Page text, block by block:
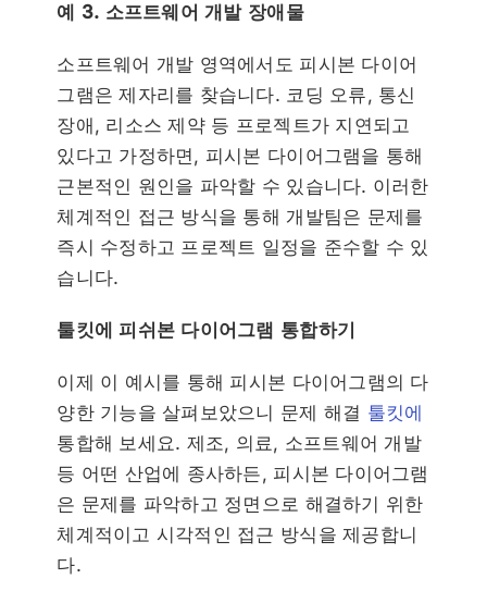
예 3. 소프트웨어 개발 장애물
소프트웨어 개발 영역에서도 피시본 다이어
그램은 제자리를 찾습니다. 코딩 오류, 통신
장애, 리소스 제약 등 프로젝트가 지연되고
있다고 가정하면, 피시본 다이어그램을 통해
근본적인 원인을 파악할 수 있습니다. 이러한
체계적인 접근 방식을 통해 개발팀은 문제를
즉시 수정하고 프로젝트 일정을 준수할 수 있
습니다.
툴킷에 피쉬본 다이어그램 통합하기
이제 이 예시를 통해 피시본 다이어그램의 다
양한 기능을 살펴보았으니 문제 해결 툴킷에
통합해 보세요. 제조, 의료, 소프트웨어 개발
등 어떤 산업에 종사하든, 피시본 다이어그램
은 문제를 파악하고 정면으로 해결하기 위한
체계적이고 시각적인 접근 방식을 제공합니
다.